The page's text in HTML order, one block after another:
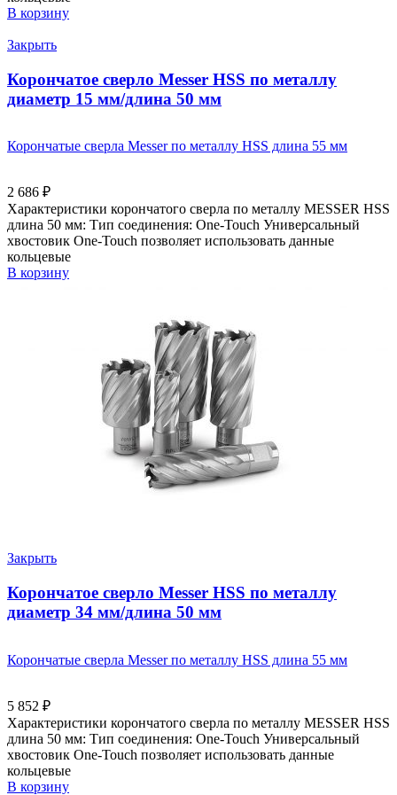
В корзину
Закрыть
Корончатое сверло Messer HSS по металлу
диаметр 15 мм/длина 50 мм
Корончатые сверла Messer по металлу HSS длина 55 мм
2 686 ₽
Характеристики корончатого сверла по металлу MESSER HSS
длина 50 мм: Тип соединения: One-Touch Универсальный
хвостовик Оne-Touch позволяет использовать данные
кольцевые
В корзину
Закрыть
Корончатое сверло Messer HSS по металлу
диаметр 34 мм/длина 50 мм
Корончатые сверла Messer по металлу HSS длина 55 мм
5 852 ₽
Характеристики корончатого сверла по металлу MESSER HSS
длина 50 мм: Тип соединения: One-Touch Универсальный
хвостовик Оne-Touch позволяет использовать данные
кольцевые
В корзину